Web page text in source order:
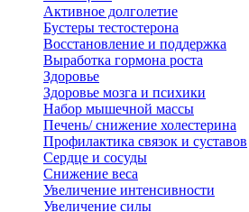
Активное долголетие
Бустеры тестостерона
Восстановление и поддержка
Выработка гормона роста
Здоровье
Здоровье мозга и психики
Набор мышечной массы
Печень/ снижение холестерина
Профилактика связок и суставов
Сердце и сосуды
Снижение веса
Увеличение интенсивности
Увеличение силы